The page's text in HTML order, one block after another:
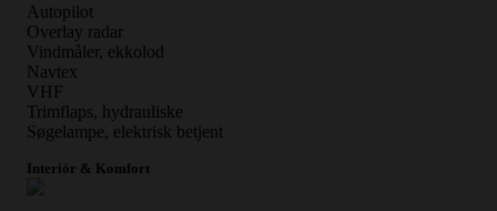
Autopilot
Overlay radar
Vindmåler, ekkolod
Navtex
VHF
Trimflaps, hydrauliske
Søgelampe, elektrisk betjent
Interiör & Komfort